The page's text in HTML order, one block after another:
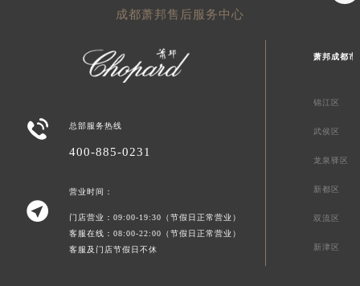
成都萧邦售后服务中心
 总部服务热线
400-885-0231

营业时间：
门店营业：09:00-19:30（节假日正常营业）
客服在线：08:00-22:00（节假日正常营业）
客服及门店节假日不休
萧邦成都市
锦江区
武侯区
龙泉驿区
新都区
双流区
新津区